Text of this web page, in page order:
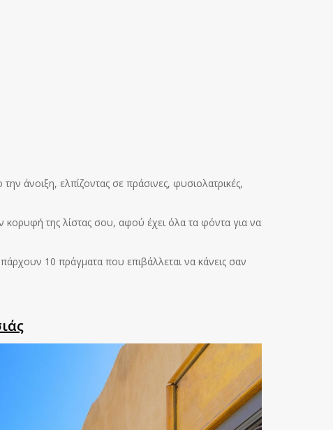
άνοιξη, ελπίζοντας σε πράσινες, φυσιολατρικές,
κορυφή της λίστας σου, αφού έχει όλα τα φόντα για να
10 πράγματα που επιβάλλεται να κάνεις σαν